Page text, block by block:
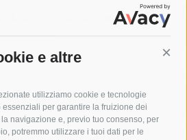
e altre
utilizziamo cookie e tecnologie
per garantire la fruizione dei
navigazione e, previo tuo consenso, per
potremmo utilizzare i tuoi dati per le
Maurizio de Giovanni presenta
anas